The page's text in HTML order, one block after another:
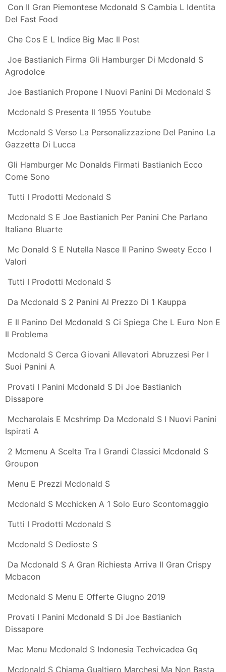
Mcdonald S Servizio Al Tavolo Come Funziona
Dietro Le Quinte Ecco Come Mcdonald S Fa Bello Un
Scontomaggio
Mcdonald S Servizio Al Tavolo Come Funziona
Dissapore
Scontro Al Vertice Burger King Vs Mcdonald S Bbq4all
American
Panino Vegetariano In Arrivo Da Mcdonald S
Da Mcdonald S Il Nuovo Panino 100 Gluten Free
Firmato Anche Da Schar
L Europa Ci Manda Di Traverso Il Panino Da Mcdonald
S Libero
Mcdonald S Addio Al Big Mac In Europa Il Colosso Del
Fast Food Ha
Con Il Gran Piemontese Mcdonald S Cambia L Identita
Del Fast Food
Che Cos E L Indice Big Mac Il Post
Joe Bastianich Firma Gli Hamburger Di Mcdonald S
Agrodolce
Joe Bastianich Propone I Nuovi Panini Di Mcdonald S
Mcdonald S Presenta Il 1955 Youtube
Gazzetta Di Lucca
Come Sono
Tutti I Prodotti Mcdonald S
Mcdonald S E Joe Bastianich Per Panini Che Parlano
Italiano Bluarte
Mc Donald S E Nutella Nasce Il Panino Sweety Ecco I
Valori
Tutti I Prodotti Mcdonald S
Da Mcdonald S 2 Panini Al Prezzo Di 1 Kauppa
E Il Panino Del Mcdonald S Ci Spiega Che L Euro Non E
Il Problema
Mcdonald S Cerca Giovani Allevatori Abruzzesi Per I